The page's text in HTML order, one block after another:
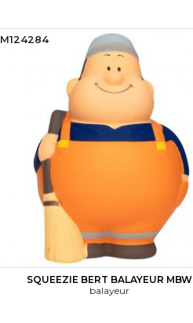
SQUEEZIE BERT BALAYEUR MBW
balayeur
M124284